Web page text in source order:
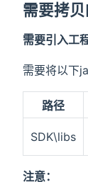
需要拷
需要引入工
需要将以下
路径
SDK\libs
注意：